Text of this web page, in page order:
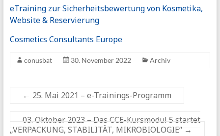
eTraining zur Sicherheitsbewertung von Kosmetika,
Website & Reservierung
Cosmetics Consultants Europe
conusbat 30. November 2022 Archiv
← 25. Mai 2021 – e-Trainings-Programm
03. Oktober 2023 – Das CCE-Kursmodul 5 startet
„VERPACKUNG, STABILITÄT, MIKROBIOLOGIE“ →